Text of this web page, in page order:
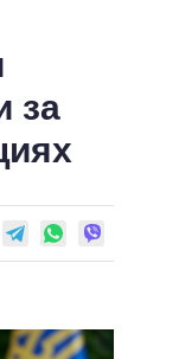
за